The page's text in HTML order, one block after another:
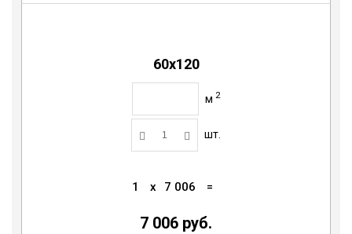
60x120
м 2
шт.
1 x 7 006 =
7 006 руб.